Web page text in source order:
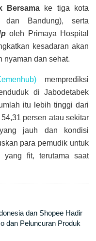
Bersama ke tiga kota
dan Bandung), serta
oleh Primaya Hospital
kesadaran akan
nyaman dan sehat.
memprediksi
di Jabodetabek
itu lebih tinggi dari
persen atau sekitar
jauh dan kondisi
para pemudik untuk
fit, terutama saat
dan Shopee Hadir
dan Peluncuran Produk